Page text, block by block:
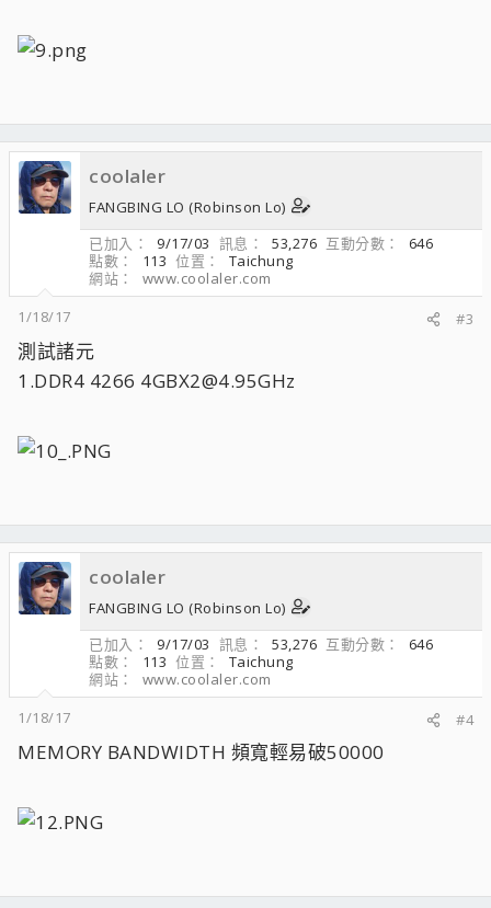
coolaler
FANGBING LO (Robinson Lo)
已加入
9/17/03 訊息 53,276 互動分數
646
點數
113 位置
Taichung
網站
www.coolaler.com
1/18/17
#3
測試諸元
1.DDR4 4266 4GBX2@4.95GHz
coolaler
FANGBING LO (Robinson Lo)
已加入
9/17/03 訊息 53,276 互動分數
646
點數
113 位置
Taichung
網站
www.coolaler.com
1/18/17
#4
MEMORY BANDWIDTH 頻寬輕易破50000